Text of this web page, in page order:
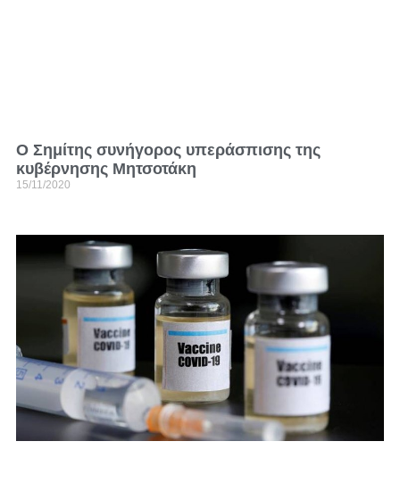
Ο Σημίτης συνήγορος υπεράσπισης της
κυβέρνησης Μητσοτάκη
15/11/2020